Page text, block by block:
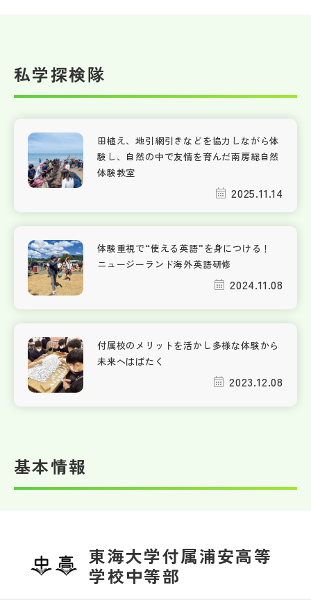
私学探検隊
田植え、地引網引きなどを協力しながら体
験し、自然の中で友情を育んだ南房総自然
体験教室
2025.11.14
体験重視で“使える英語”を身につける！
ニュージーランド海外英語研修
2024.11.08
付属校のメリットを活かし多様な体験から
未来へはばたく
2023.12.08
基本情報
東海大学付属浦安高等
学校中等部